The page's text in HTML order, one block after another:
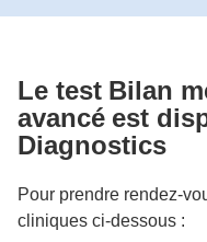
Le test Bilan
avancé est
Diagnostics
Pour prendre rendez-
cliniques ci-dessous :